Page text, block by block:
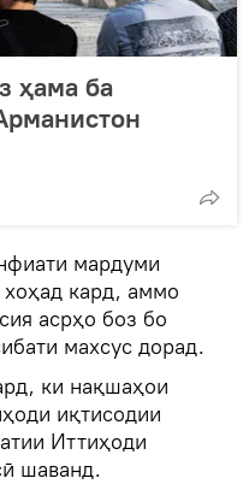
ҳама ба
мардуми
кард, аммо
асрҳо боз бо
махсус дорад.
ки нақшаҳои
иқтисодии
Иттиҳоди
шаванд.